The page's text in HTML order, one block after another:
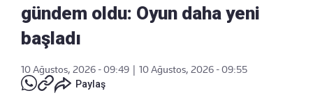
gündem oldu: Oyun daha yeni
başladı
10 Ağustos, 2026 - 09:49
10 Ağustos, 2026 - 09:55
Paylaş